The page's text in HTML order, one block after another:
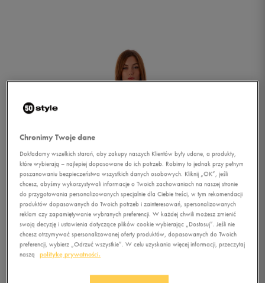
1/4
Chronimy Twoje dane
Dokładamy wszelkich starań, aby zakupy naszych Klientów były udane, a produkty,
które wybierają – najlepiej dopasowane do ich potrzeb. Robimy to jednak przy pełnym
poszanowaniu bezpieczeństwa wszystkich danych osobowych. Kliknij „OK”, jeśli
chcesz, abyśmy wykorzystywali informacje o Twoich zachowaniach na naszej stronie
do przygotowania personalizowanych specjalnie dla Ciebie treści, w tym rekomendacji
produktów dopasowanych do Twoich potrzeb i zainteresowań, spersonalizowanych
reklam czy zapamiętywanie wybranych preferencji. W każdej chwili możesz zmienić
swoją decyzję i ustawienia dotyczące plików cookie wybierając „Dostosuj”. Jeśli nie
chcesz otrzymywać spersonalizowanej oferty produktów, dopasowanych do Twoich
preferencji, wybierz „Odrzuć wszystkie”. W celu uzyskania więcej informacji, przeczytaj
naszą
politykę prywatności.